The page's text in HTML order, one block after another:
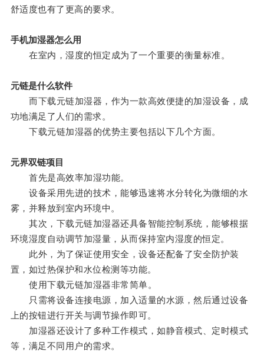
舒适度也有了更高的要求。
手机加湿器怎么用
在室内，湿度的恒定成为了一个重要的衡量标准。
元链是什么软件
而下载元链加湿器，作为一款高效便捷的加湿设备，成
功地满足了人们的需求。
下载元链加湿器的优势主要包括以下几个方面。
元界双链项目
首先是高效率加湿功能。
设备采用先进的技术，能够迅速将水分转化为微细的水
雾，并释放到室内环境中。
其次，下载元链加湿器还具备智能控制系统，能够根据
环境湿度自动调节加湿量，从而保持室内湿度的恒定。
此外，为了保证使用安全，设备还配备了安全防护装
置，如过热保护和水位检测等功能。
使用下载元链加湿器非常简单。
只需将设备连接电源，加入适量的水源，然后通过设备
上的按钮进行开关与调节操作即可。
加湿器还设计了多种工作模式，如静音模式、定时模式
等，满足不同用户的需求。